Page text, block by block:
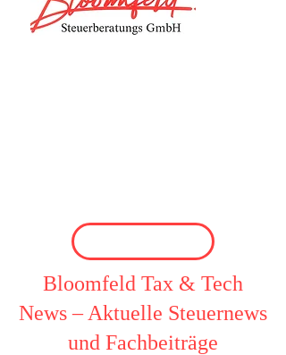
Bloomfeld Tax & Tech
News – Aktuelle Steuernews
und Fachbeiträge